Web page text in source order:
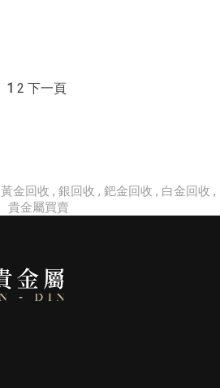
1 2 下一頁
黃金回收 銀回收 鈀金回收
白金回收
貴金屬買賣